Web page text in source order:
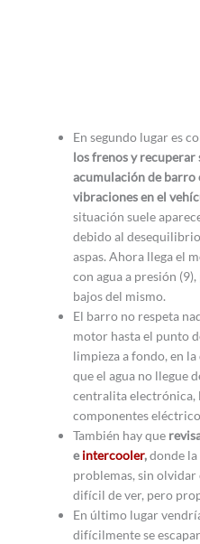
En segundo lugar es
los frenos y recuperar
acumulación de barro
vibraciones en el
situación suele
debido al
aspas. Ahora llega el
con agua a presión
bajos del mismo.
El barro no respeta
motor hasta el punto
limpieza a fondo, en
que el agua no llegue
centralita electrónica,
componentes
También hay que
eintercooler,donde
problemas, sin olvidar
difícil de ver, pero
En último lugar
difícilmente se